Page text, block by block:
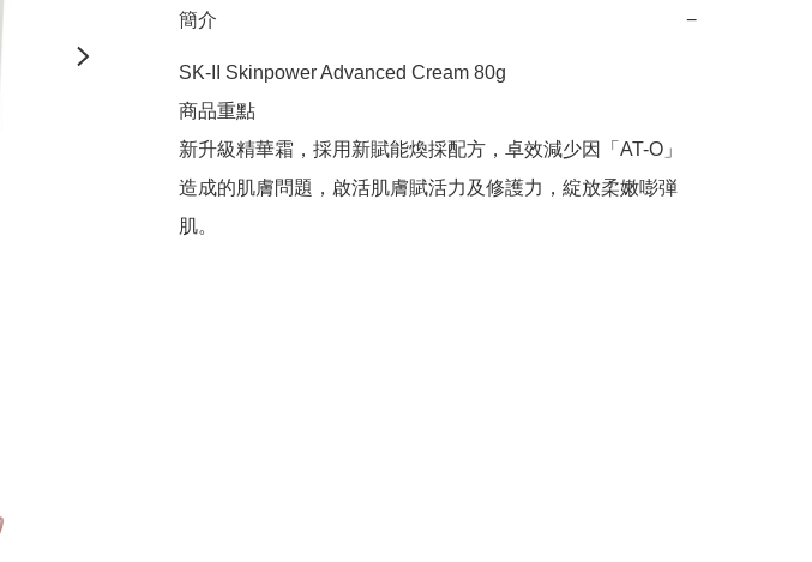
簡介 −
SK-II Skinpower Advanced Cream 80g
商品重點
新升級精華霜，採用新賦能煥採配方，卓效減少因「AT-O」
造成的肌膚問題，啟活肌膚賦活力及修護力，綻放柔嫩嘭弾
肌。